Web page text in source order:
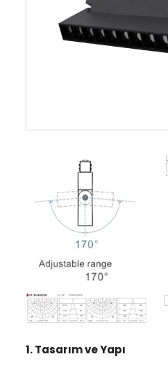
1. Tasarım ve Yapı